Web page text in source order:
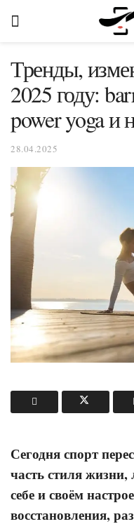
Тренды,
2025 году:
power yoga и
28.04.2025
Сегодня спорт
часть стиля жизни,
себе и своём
восстановления,